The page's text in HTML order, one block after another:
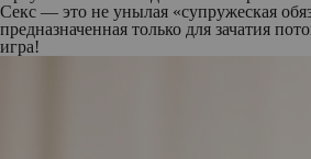
Секс — это не унылая «супружеская
предназначенная только для зачатия
игра!